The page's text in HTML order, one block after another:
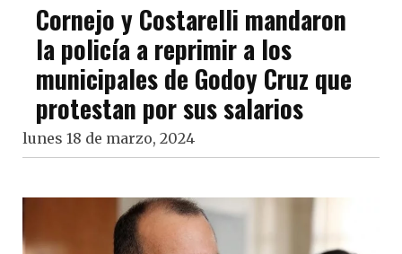
Cornejo y Costarelli mandaron
la policía a reprimir a los
municipales de Godoy Cruz que
protestan por sus salarios
lunes 18 de marzo, 2024